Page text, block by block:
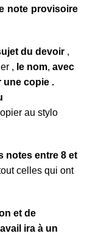
note provisoire
du devoir ,
, le nom, avec
une copie .
au stylo
notes entre 8 et
celles qui ont
et de
ira à un